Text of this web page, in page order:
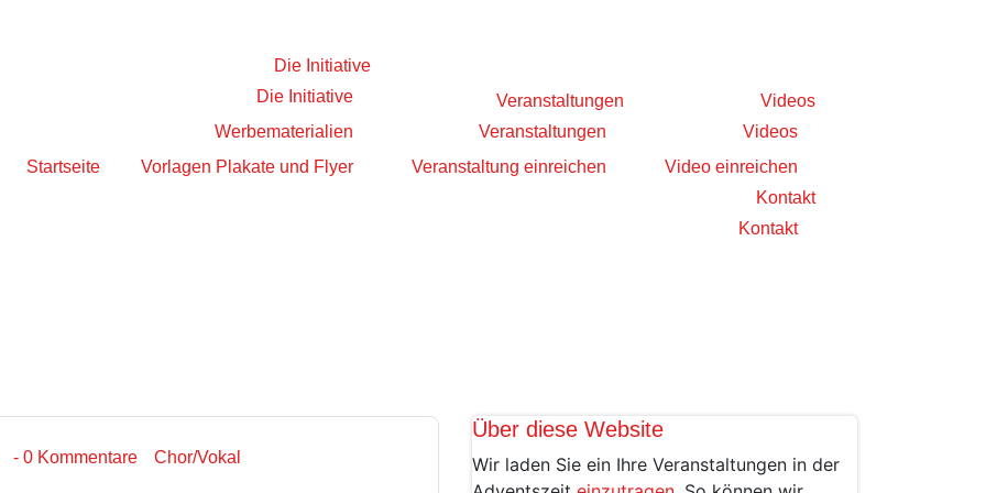
Startseite
Die Initiative
Die Initiative
Werbematerialien
Vorlagen Plakate und Flyer
Veranstaltungen
Veranstaltungen
Veranstaltung einreichen
Videos
Videos
Video einreichen
Kontakt
Kontakt
- 0 Kommentare Chor/Vokal
Über diese Website
Wir laden Sie ein Ihre Veranstaltungen in der